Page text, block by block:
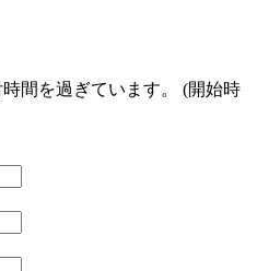
間を過ぎています。 (開始時